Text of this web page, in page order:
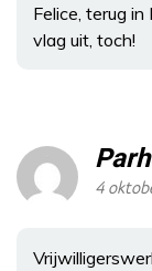
Felice, terug
vlag uit, toch!
4